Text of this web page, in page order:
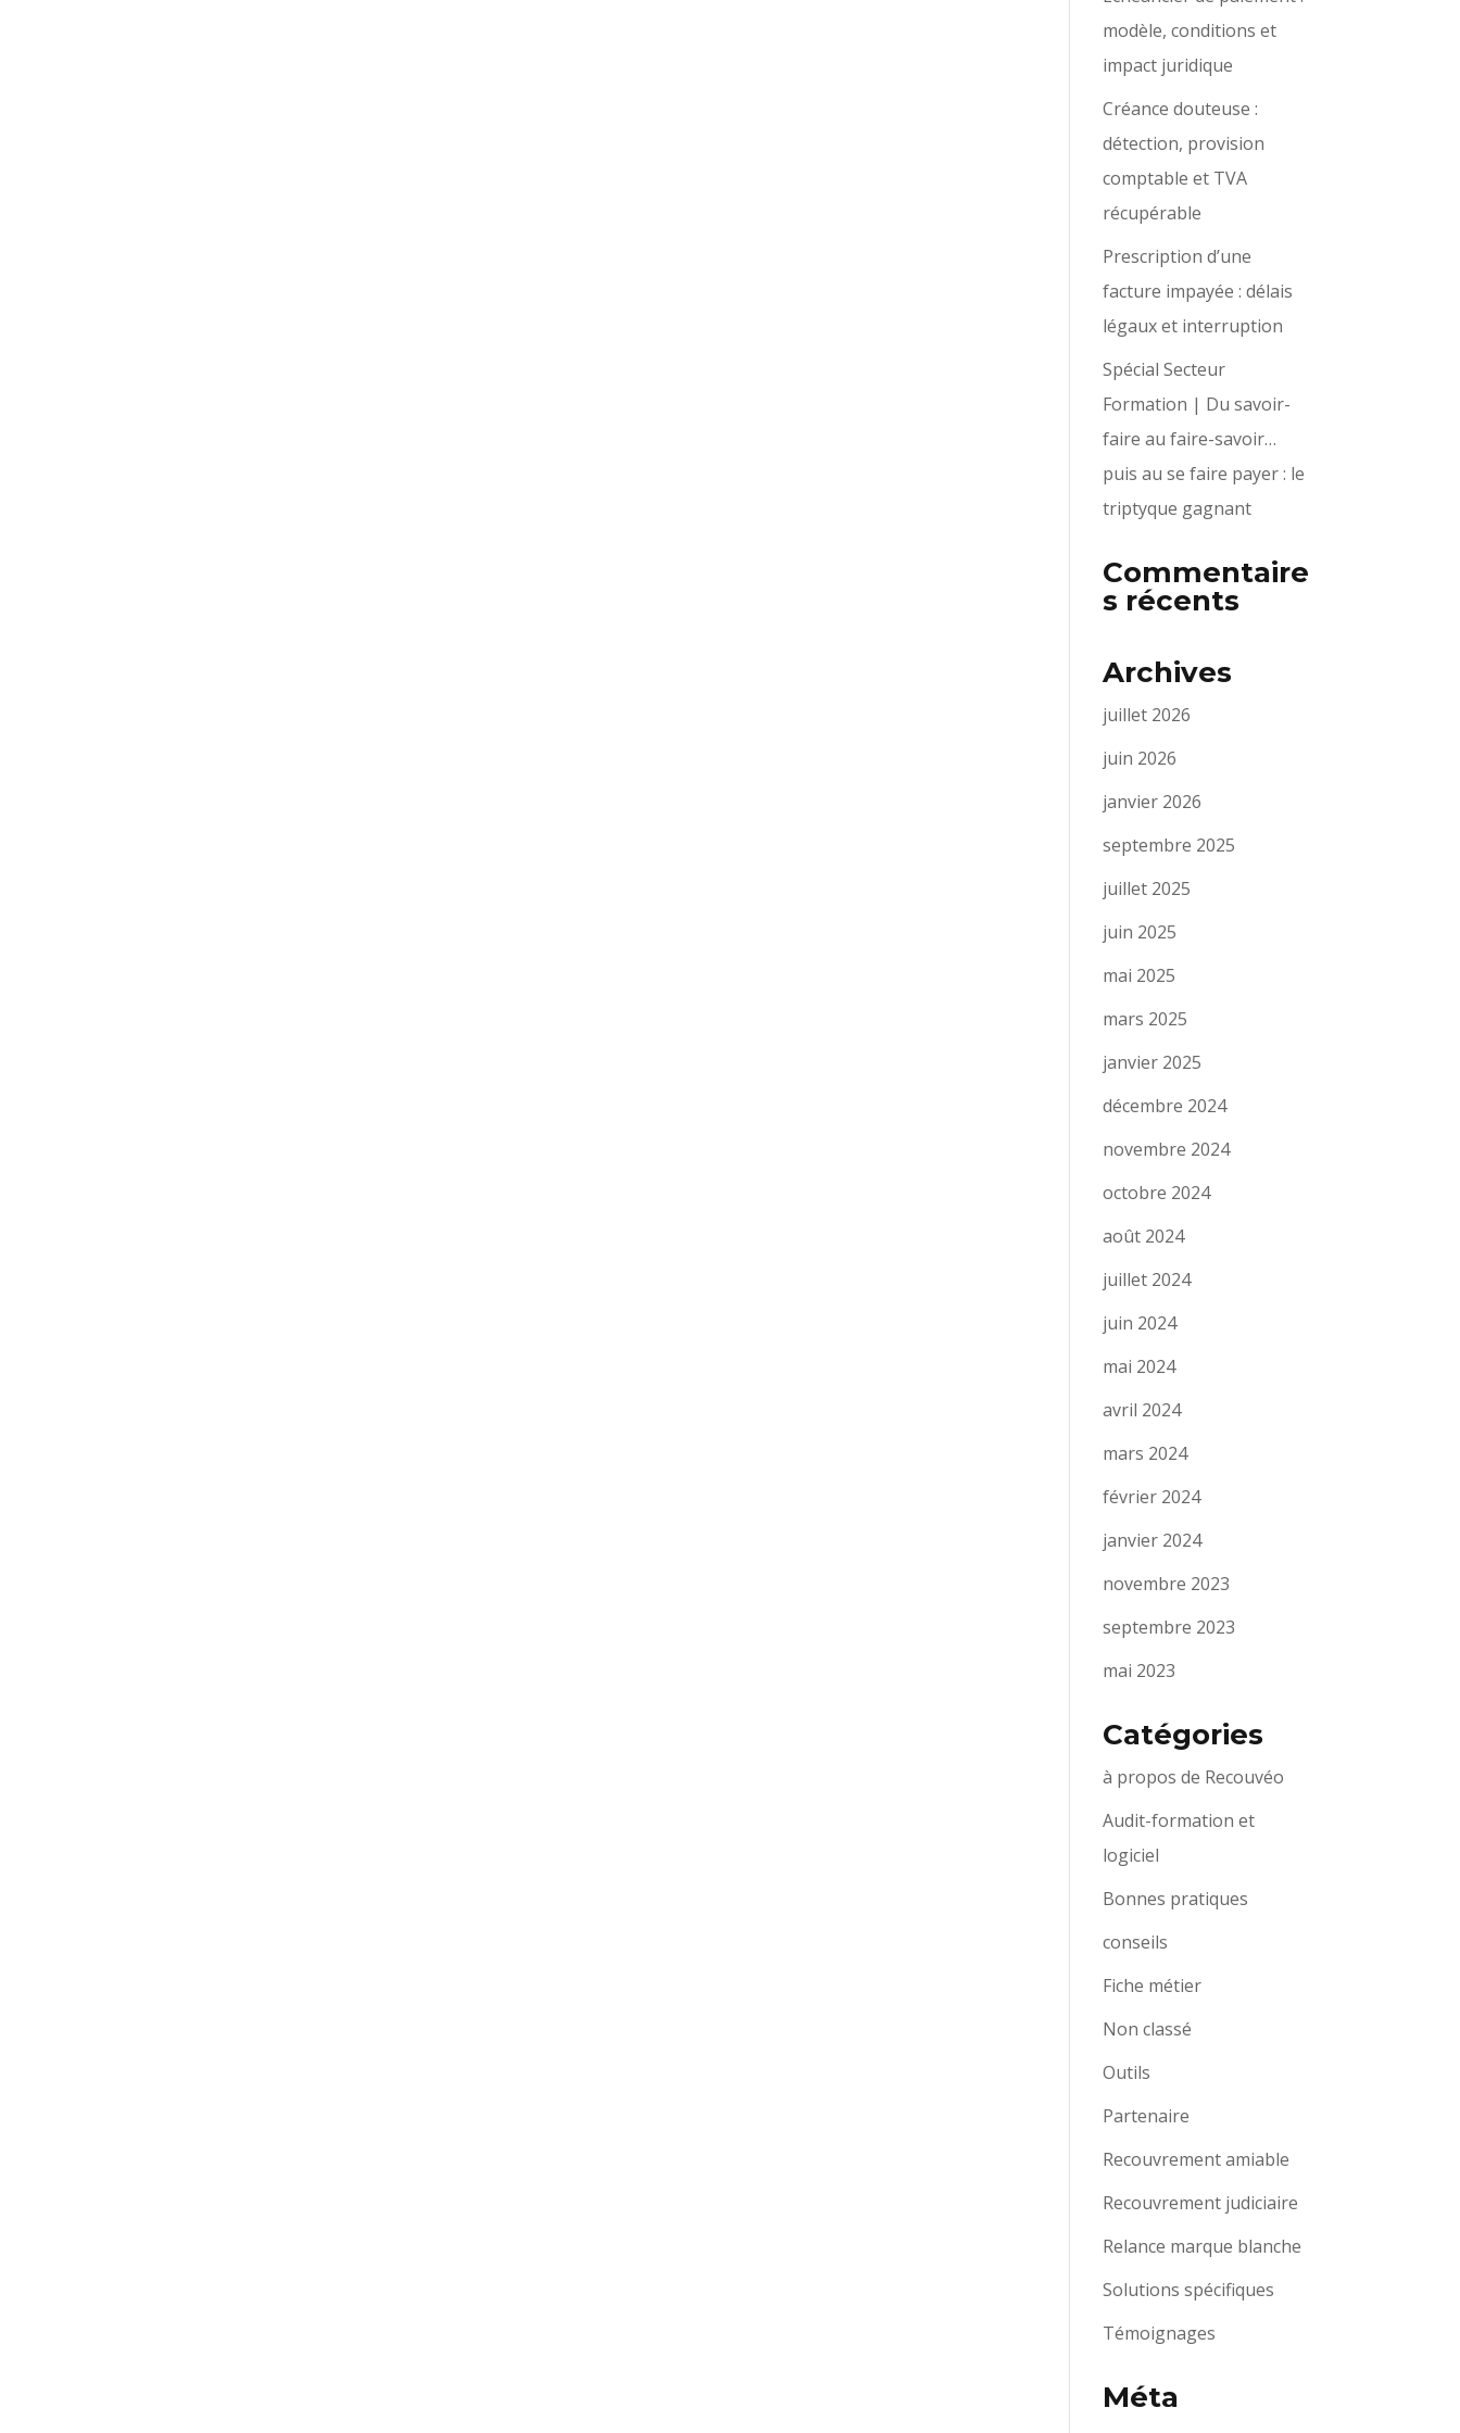
modèle, conditions et
impact juridique
Créance douteuse :
détection, provision
comptable et TVA
récupérable
Prescription d’une
facture impayée : délais
légaux et interruption
Spécial Secteur
Formation | Du savoir-
faire au faire-savoir…
puis au se faire payer : le
triptyque gagnant
Commentaire
s récents
Archives
juillet 2026
juin 2026
janvier 2026
septembre 2025
juillet 2025
juin 2025
mai 2025
mars 2025
janvier 2025
décembre 2024
novembre 2024
octobre 2024
août 2024
juillet 2024
juin 2024
mai 2024
avril 2024
mars 2024
février 2024
janvier 2024
novembre 2023
septembre 2023
mai 2023
Catégories
à propos de Recouvéo
Audit-formation et
logiciel
Bonnes pratiques
conseils
Fiche métier
Non classé
Outils
Partenaire
Recouvrement amiable
Recouvrement judiciaire
Relance marque blanche
Solutions spécifiques
Témoignages
Méta